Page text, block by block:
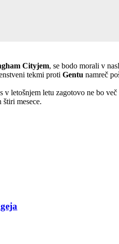
Cityjem, se bodo morali v
tekmi proti Gentu namreč
letu zagotovo ne bo
mesece.